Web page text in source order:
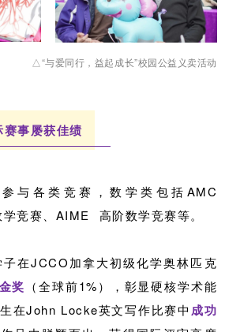
△“与爱同行，益起成长”校园公益义卖活动
事屡获佳绩
与各类竞赛，数学类包括AMC
竞赛、 AIME 高阶数学竞赛等。
在JCCO加拿大初级化学奥林匹克
奖 （全球前1%），彰显硬核学术能
在John Locke英文写作比赛中成功